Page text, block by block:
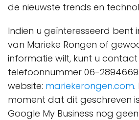
de nieuwste trends en
Indien u geïnteresseerd bent
van Marieke Rongen of
informatie wilt, kunt u
telefoonnummer 06-
website: mariekerongen.com.
moment dat dit geschreven
Google My Business nog